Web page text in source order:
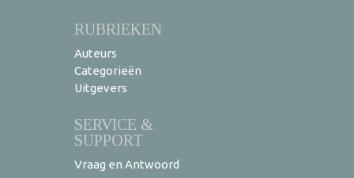
RUBRIEKEN
Auteurs
Categorieën
Uitgevers
SERVICE &
SUPPORT
Vraag en Antwoord